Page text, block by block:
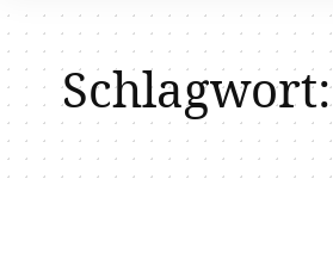
Schlagwort: